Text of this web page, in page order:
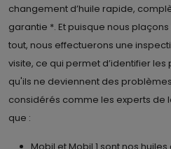
changement d’huile rapide,
garantie *. Et puisque nous
tout, nous effectuerons une
visite, ce qui permet d’identifier
qu'ils ne deviennent des
considérés comme les experts de
que :